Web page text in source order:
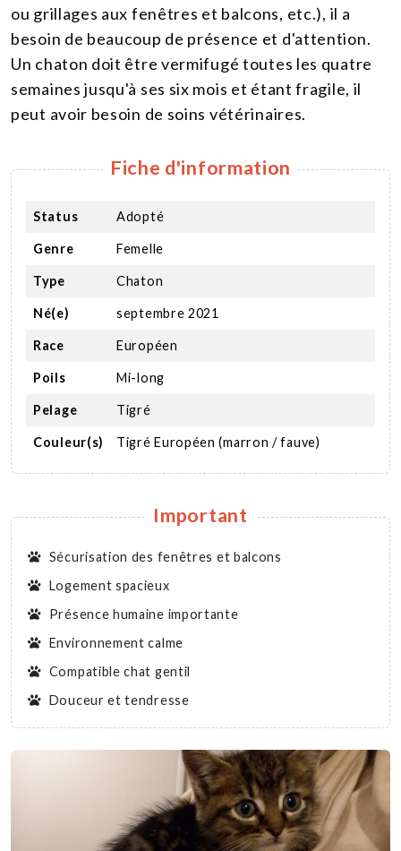
ou grillages aux fenêtres et balcons, etc.), il a
besoin de beaucoup de présence et d'attention.
Un chaton doit être vermifugé toutes les quatre
semaines jusqu'à ses six mois et étant fragile, il
peut avoir besoin de soins vétérinaires.
Fiche d'information
Status Adopté
Genre Femelle
Type Chaton
Né(e) septembre 2021
Race Européen
Poils Mi-long
Pelage Tigré
Couleur(s) Tigré Européen (marron / fauve)
Important
Sécurisation des fenêtres et balcons
Logement spacieux
Présence humaine importante
Environnement calme
Compatible chat gentil
Douceur et tendresse